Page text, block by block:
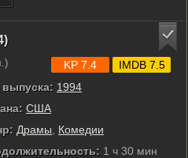
выпуска: 1994
США
Драмы
Комедии
1 ч 30 мин
KP 7.4 IMDB 7.5